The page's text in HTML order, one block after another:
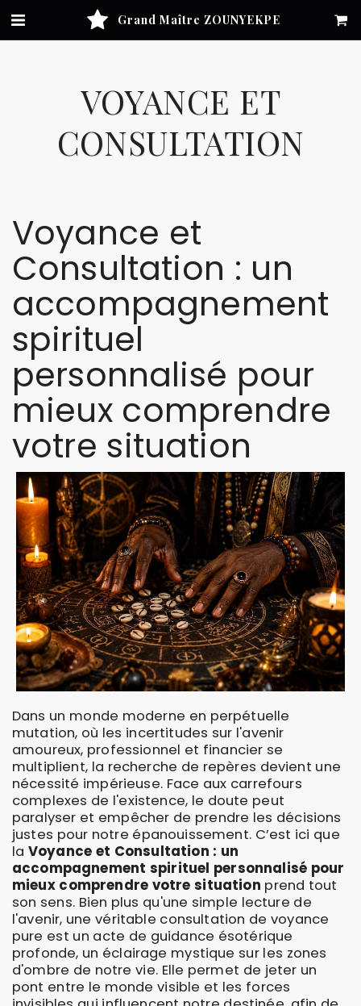
Grand Maître ZOUNYEKPE
VOYANCE ET
CONSULTATION
Voyance et
Consultation : un
accompagnement
spirituel
personnalisé pour
mieux comprendre
votre situation
Dans un monde moderne en perpétuelle
mutation, où les incertitudes sur l'avenir
amoureux, professionnel et financier se
multiplient, la recherche de repères devient une
nécessité impérieuse. Face aux carrefours
complexes de l'existence, le doute peut
paralyser et empêcher de prendre les décisions
justes pour notre épanouissement. C’est ici que
la Voyance et Consultation : un
accompagnement spirituel personnalisé pour
mieux comprendre votre situation prend tout
son sens. Bien plus qu'une simple lecture de
l'avenir, une véritable consultation de voyance
pure est un acte de guidance ésotérique
profonde, un éclairage mystique sur les zones
d'ombre de notre vie. Elle permet de jeter un
pont entre le monde visible et les forces